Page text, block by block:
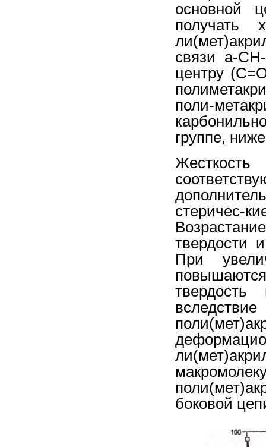
основной
получать
связи а-
центру
поли-
группе,
стеричес-
твердости
При
твердость
боковой